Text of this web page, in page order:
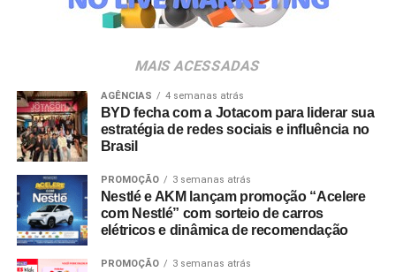
negócio. A celebração acompanha também o
“Construímos nossa trajetória com a crença de que
nenhuma experiência vale a pena sem conteúdo e
nenhum conteúdo é relevante sem gerar impacto real no
mundo físico ou digital. Durante esta década, nunca
deixamos de nos reinventar e entendemos que
experiência de marca é um motor de crescimento direto.
É essa evolução que traduzimos hoje como Business
Experience”, destaca Paulo Farnese, CEO da EAÍ?!.
MAIS ACESSADAS
AGÊNCIAS 4 semanas atrás
BYD fecha com a Jotacom para liderar sua
estratégia de redes sociais e influência no
Brasil
PROMOÇÃO 3 semanas atrás
Nestlé e AKM lançam promoção “Acelere
com Nestlé” com sorteio de carros
elétricos e dinâmica de recomendação
PROMOÇÃO 3 semanas atrás